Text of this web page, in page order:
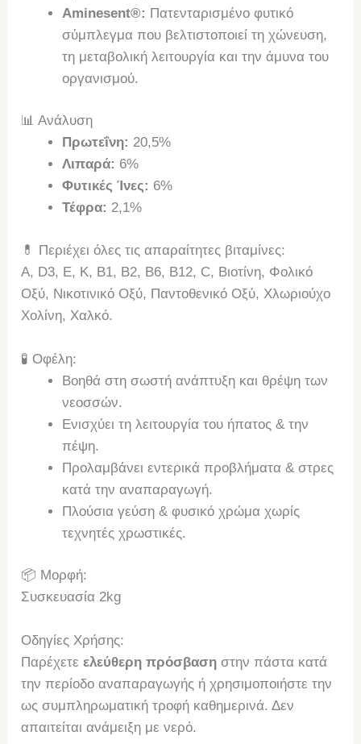
Aminesent®: Πατενταρισμένο φυτικό
σύμπλεγμα που βελτιστοποιεί τη χώνευση,
τη μεταβολική λειτουργία και την άμυνα του
οργανισμού.
📊 Ανάλυση
Πρωτεΐνη: 20,5%
Λιπαρά: 6%
Φυτικές Ίνες: 6%
Τέφρα: 2,1%
💊 Περιέχει όλες τις απαραίτητες βιταμίνες:
A, D3, E, K, B1, B2, B6, B12, C, Βιοτίνη, Φολικό
Οξύ, Νικοτινικό Οξύ, Παντοθενικό Οξύ, Χλωριούχο
Χολίνη, Χαλκό.
🧪 Οφέλη:
Βοηθά στη σωστή ανάπτυξη και θρέψη των
νεοσσών.
Ενισχύει τη λειτουργία του ήπατος & την
πέψη.
Προλαμβάνει εντερικά προβλήματα & στρες
κατά την αναπαραγωγή.
Πλούσια γεύση & φυσικό χρώμα χωρίς
τεχνητές χρωστικές.
📦 Μορφή:
Συσκευασία 2kg
Οδηγίες Χρήσης:
Παρέχετεελεύθερη πρόσβαση στην πάστα κατά
την περίοδο αναπαραγωγής ή χρησιμοποιήστε την
ως συμπληρωματική τροφή καθημερινά. Δεν
απαιτείται ανάμειξη με νερό.